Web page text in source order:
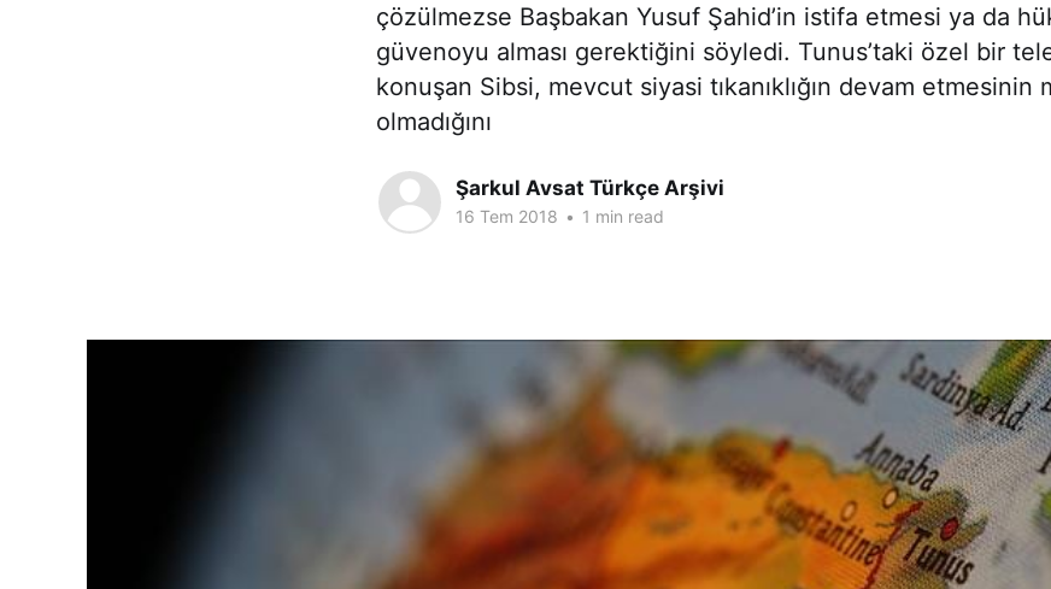
çözülmezse Başbakan Yusuf Şahid’in istifa etmesi ya da
güvenoyu alması gerektiğini söyledi. Tunus’taki özel bir
konuşan Sibsi, mevcut siyasi tıkanıklığın devam etmesinin
olmadığını
Şarkul Avsat Türkçe Arşivi
16 Tem 2018 • 1 min read